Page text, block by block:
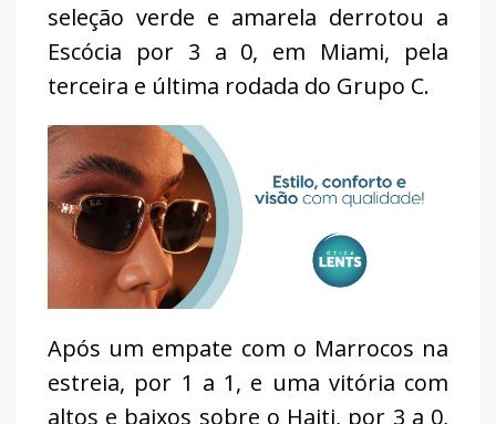
seleção verde e amarela derrotou a
Escócia por 3 a 0, em Miami, pela
terceira e última rodada do Grupo C.
Após um empate com o Marrocos na
estreia, por 1 a 1, e uma vitória com
altos e baixos sobre o Haiti, por 3 a 0,